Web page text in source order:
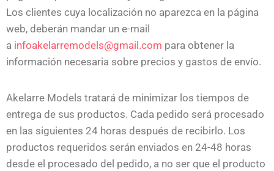
Los clientes cuya localización no aparezca en la página
web, deberán mandar un e-mail
a infoakelarremodels@gmail.com para obtener la
información necesaria sobre precios y gastos de envío.
Akelarre Models tratará de minimizar los tiempos de
entrega de sus productos. Cada pedido será procesado
en las siguientes 24 horas después de recibirlo. Los
productos requeridos serán enviados en 24-48 horas
desde el procesado del pedido, a no ser que el producto